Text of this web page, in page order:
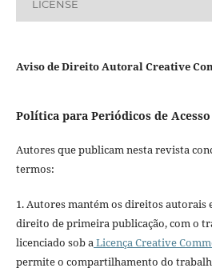
LICENSE
Aviso de Direito Autoral Creative
Política para Periódicos de
Autores que publicam nesta revista
termos:
1. Autores mantém os direitos autorais
direito de primeira publicação, com o
licenciado sob aLicença Creative
permite o compartilhamento do